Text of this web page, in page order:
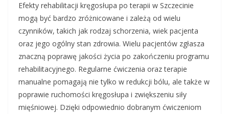
Efekty rehabilitacji kręgosłupa po terapii w Szczecinie
mogą być bardzo zróżnicowane i zależą od wielu
czynników, takich jak rodzaj schorzenia, wiek pacjenta
oraz jego ogólny stan zdrowia. Wielu pacjentów zgłasza
znaczną poprawę jakości życia po zakończeniu programu
rehabilitacyjnego. Regularne ćwiczenia oraz terapie
manualne pomagają nie tylko w redukcji bólu, ale także w
poprawie ruchomości kręgosłupa i zwiększeniu siły
mięśniowej. Dzięki odpowiednio dobranym ćwiczeniom